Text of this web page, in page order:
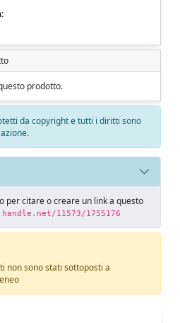
prodotto.
da copyright e tutti i diritti sono
per citare o creare un link a questo
11573/1755176
non sono stati sottoposti a